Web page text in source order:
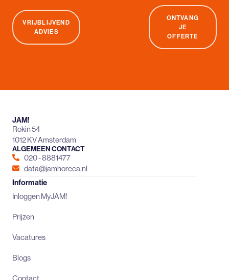
VRIJBLIJVEND
ADVIES
ONTVANG
JE
OFFERTE
JAM!
Rokin 54
1012 KV Amsterdam
ALGEMEEN CONTACT
020 - 8881477
data@jamhoreca.nl
Informatie
Inloggen MyJAM!
Prijzen
Vacatures
Blogs